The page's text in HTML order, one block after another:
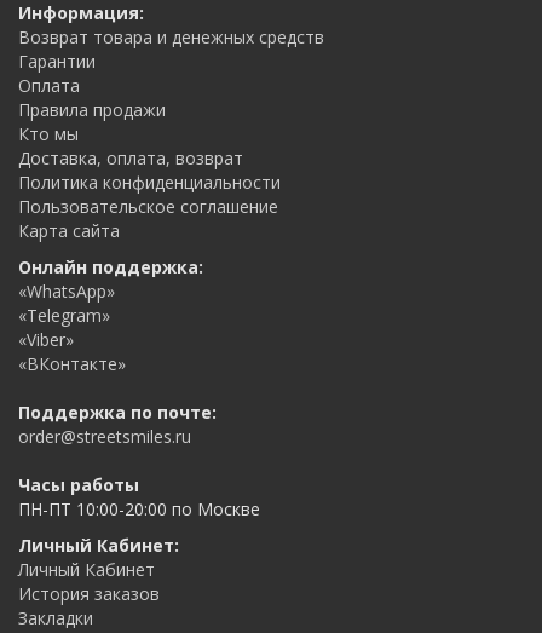
Информация:
Возврат товара и денежных средств
Гарантии
Оплата
Правила продажи
Кто мы
Доставка, оплата, возврат
Политика конфиденциальности
Пользовательское соглашение
Карта сайта
Онлайн поддержка:
«WhatsApp»
«Telegram»
«Viber»
«ВКонтакте»
Поддержка по почте:
order@streetsmiles.ru
Часы работы
ПН-ПТ 10:00-20:00 по Москве
Личный Кабинет:
Личный Кабинет
История заказов
Закладки